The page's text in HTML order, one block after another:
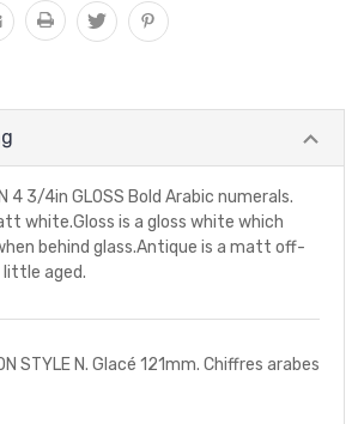
4 3/4in GLOSS Bold Arabic numerals.
white.Gloss is a gloss white which
behind glass.Antique is a matt off-
aged.
STYLE N. Glacé 121mm. Chiffres arabes